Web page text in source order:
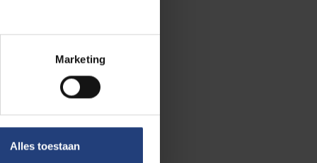
Marketing
Alles toestaan
Vlaamse
er
en bedrijven
zijn de